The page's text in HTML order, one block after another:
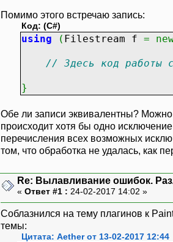
Помимо этого встречаю запись:
Код: (C#)
using ( Filestream f =
// Здесь код работы
}
Обе ли записи эквивалентны?
происходит хотя бы одно
перечисления всех возможных
том, что обработка не удалась, как
Re: Вылавливание ошибок.
« Ответ #1 : 24-02-2017 14:02 »
Соблазнился на тему плагинов к
темы:
Цитата: Aether от 13-02-2017 12:44